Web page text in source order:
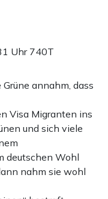
Uhr 740T
annahm, dass
Visa Migranten ins
und sich viele
deutschen Wohl
nahm sie wohl